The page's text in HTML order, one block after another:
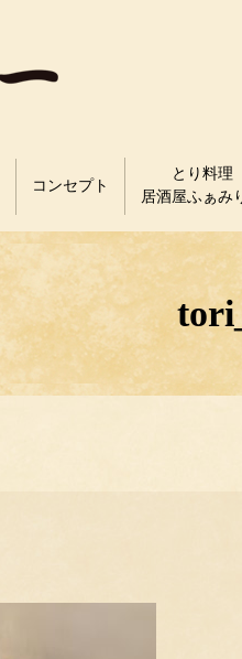
コンセプト
とり料理
居酒屋ふぁみ